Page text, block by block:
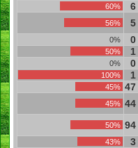
60%
6
56%
5
0%
0
50%
1
0%
0
100%
1
45% 47
45% 44
50% 94
43%
3